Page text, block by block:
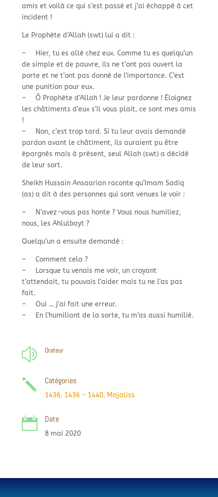
amis et voilà ce qui s’est passé et j’ai échappé à cet
incident !
Le Prophète d’Allah (swt) lui a dit :
–Hier, tu es allé chez eux. Comme tu es quelqu’un
de simple et de pauvre, ils ne t’ont pas ouvert la
porte et ne t’ont pas donné de l’importance. C’est
une punition pour eux.
–Ô Prophète d’Allah ! Je leur pardonne ! Éloignez
les châtiments d’eux s’il vous plait, ce sont mes amis
!
–Non, c’est trop tard. Si tu leur avais demandé
pardon avant le châtiment, ils auraient pu être
épargnés mais à présent, seul Allah (swt) a décidé
de leur sort.
Sheikh Hussain Ansaarian raconte qu’Imam Sadiq
(as) a dit à des personnes qui sont venues le voir :
–N’avez-vous pas honte ? Vous nous humiliez,
nous, les Ahlulbayt ?
Quelqu’un a ensuite demandé :
–Comment cela ?
–Lorsque tu venais me voir, un croyant
t’attendait, tu pouvais l’aider mais tu ne l’as pas
fait.
–Oui … j’ai fait une erreur.
–En l’humiliant de la sorte, tu m’as aussi humilié.
z Orateur
j Catégories
1436, 1436 - 1440, Majaliss
 Date
8 mai 2020